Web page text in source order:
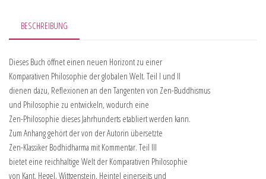
BESCHREIBUNG
Dieses Buch öffnet einen neuen Horizont zu einer
Komparativen Philosophie der globalen Welt. Teil I und II
dienen dazu, Reflexionen an den Tangenten von Zen-Buddhismus
und Philosophie zu entwickeln, wodurch eine
Zen-Philosophie dieses Jahrhunderts etabliert werden kann.
Zum Anhang gehört der von der Autorin übersetzte
Zen-Klassiker Bodhidharma mit Kommentar. Teil III
bietet eine reichhaltige Welt der Komparativen Philosophie
von Kant, Hegel, Wittgenstein, Heintel einerseits und